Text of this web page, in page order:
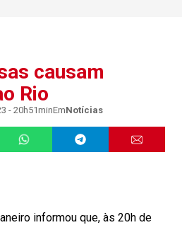
causam
Rio
- 20h51minEmNotícias
informou que, às 20h de